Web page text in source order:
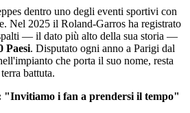
dentro uno degli eventi sportivi con
Nel 2025 il Roland-Garros ha registrato
— il dato più alto della sua storia —
Paesi. Disputato ogni anno a Parigi dal
che porta il suo nome, resta
battuta.
"Invitiamo i fan a prendersi il tempo"